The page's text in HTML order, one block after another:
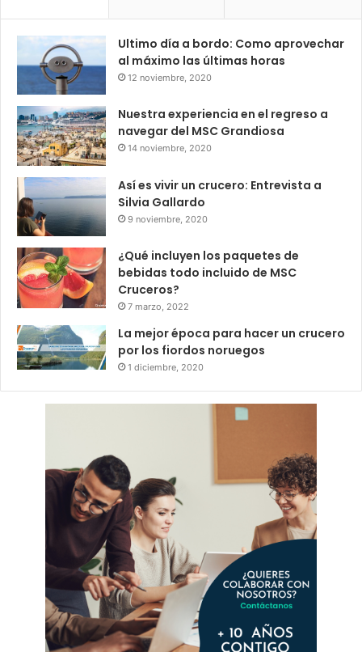
Ultimo día a bordo: Como aprovechar
al máximo las últimas horas
12 noviembre, 2020
Nuestra experiencia en el regreso a
navegar del MSC Grandiosa
14 noviembre, 2020
Así es vivir un crucero: Entrevista a
Silvia Gallardo
9 noviembre, 2020
¿Qué incluyen los paquetes de
bebidas todo incluido de MSC
Cruceros?
7 marzo, 2022
La mejor época para hacer un crucero
por los fiordos noruegos
1 diciembre, 2020